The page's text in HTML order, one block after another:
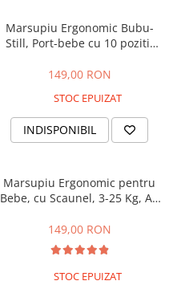
Marsupiu Ergonomic Bubu-
Still, Port-bebe cu 10 pozitii
20 kg , maro
149,00 RON
STOC EPUIZAT
INDISPONIBIL
Marsupiu Ergonomic pentru
Bebe, cu Scaunel, 3-25 Kg, All
Bumbac,10 Pozitii, albastru
ciel
149,00 RON
STOC EPUIZAT